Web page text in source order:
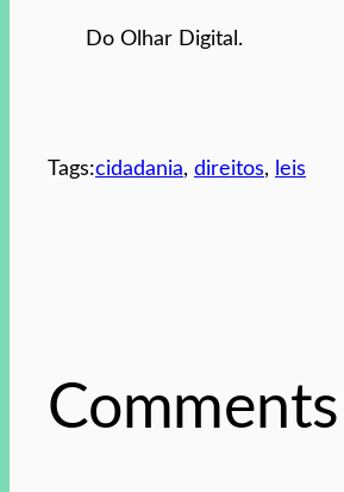
Do Olhar Digital.
Tags:cidadania, direitos, leis
Comments